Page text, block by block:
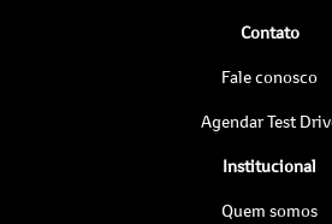
Contato
Fale conosco
Agendar Test
Institucional
Quem somos